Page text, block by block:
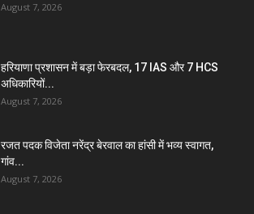
August 7, 2026
हरियाणा प्रशासन में बड़ा फेरबदल, 17 IAS और 7 HCS
अधिकारियों...
August 7, 2026
रजत पदक विजेता नरेंद्र बेरवाल का हांसी में भव्य स्वागत,
गांव...
August 7, 2026